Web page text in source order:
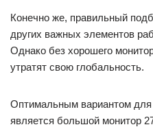
Конечно же, правильный
других важных элементов
Однако без хорошего
утратят свою глобальность.
Оптимальным вариантом
является большой монитор